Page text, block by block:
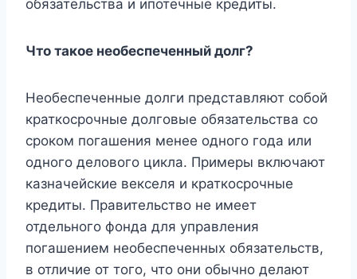
обязательства и ипотечные кредиты.
Что такое необеспеченный долг?
Необеспеченные долги представляют собой
краткосрочные долговые обязательства со
сроком погашения менее одного года или
одного делового цикла. Примеры включают
казначейские векселя и краткосрочные
кредиты. Правительство не имеет
отдельного фонда для управления
погашением необеспеченных обязательств,
в отличие от того, что они обычно делают